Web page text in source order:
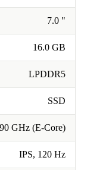
7.0 "
16.0 GB
LPDDR5
SSD
GHz (E-Core)
IPS, 120 Hz